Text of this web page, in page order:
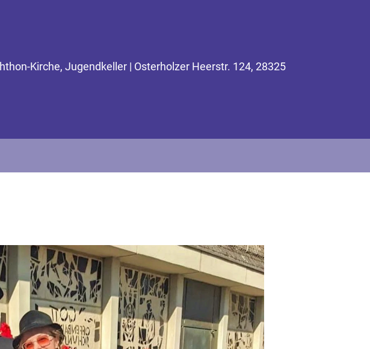
Kirche, Jugendkeller | Osterholzer Heerstr. 124, 28325